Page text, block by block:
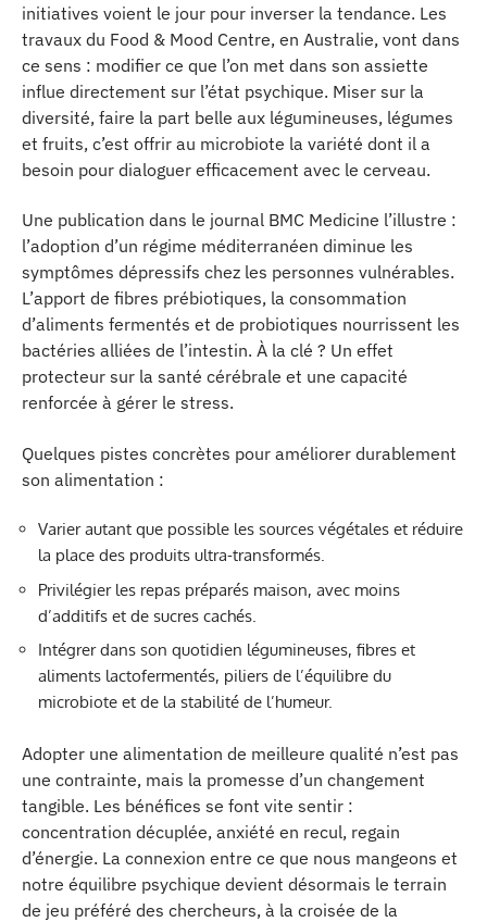
initiatives voient le jour pour inverser la tendance. Les
travaux du Food & Mood Centre, en Australie, vont dans
ce sens : modifier ce que l’on met dans son assiette
influe directement sur l’état psychique. Miser sur la
diversité, faire la part belle aux légumineuses, légumes
et fruits, c’est offrir au microbiote la variété dont il a
besoin pour dialoguer efficacement avec le cerveau.
Une publication dans le journal BMC Medicine l’illustre :
l’adoption d’un régime méditerranéen diminue les
symptômes dépressifs chez les personnes vulnérables.
L’apport de fibres prébiotiques, la consommation
d’aliments fermentés et de probiotiques nourrissent les
bactéries alliées de l’intestin. À la clé ? Un effet
protecteur sur la santé cérébrale et une capacité
renforcée à gérer le stress.
Quelques pistes concrètes pour améliorer durablement
son alimentation :
Varier autant que possible les sources végétales et réduire
la place des produits ultra-transformés.
Privilégier les repas préparés maison, avec moins
d’additifs et de sucres cachés.
Intégrer dans son quotidien légumineuses, fibres et
aliments lactofermentés, piliers de l’équilibre du
microbiote et de la stabilité de l’humeur.
Adopter une alimentation de meilleure qualité n’est pas
une contrainte, mais la promesse d’un changement
tangible. Les bénéfices se font vite sentir :
concentration décuplée, anxiété en recul, regain
d’énergie. La connexion entre ce que nous mangeons et
notre équilibre psychique devient désormais le terrain
de jeu préféré des chercheurs, à la croisée de la